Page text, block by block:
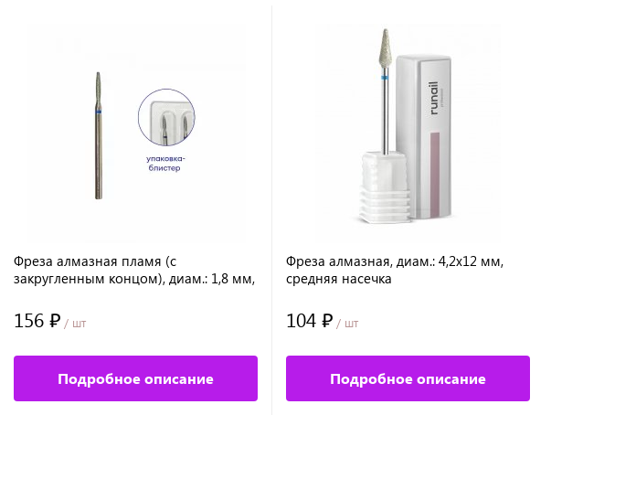
Фреза алмазная пламя (с
закругленным концом), диам.: 1,8 мм,
156 ₽ / шт
Подробное описание
Фреза алмазная, диам.: 4,2х12 мм,
средняя насечка
104 ₽ / шт
Подробное описание